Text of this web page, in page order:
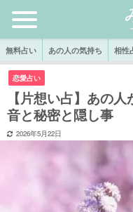
無料占い あの人の気持ち 相性
恋愛占い
【片想い占】あの
音と秘密と隠し事
2026年5月22日